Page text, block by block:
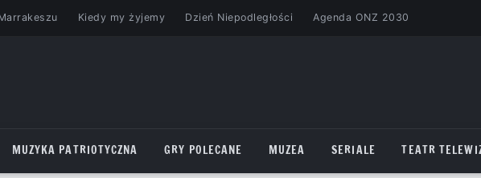
Kiedy my żyjemy Dzień Niepodległości Agenda ONZ 2030
MUZYKA PATRIOTYCZNA GRY POLECANE MUZEA SERIALE TEATR